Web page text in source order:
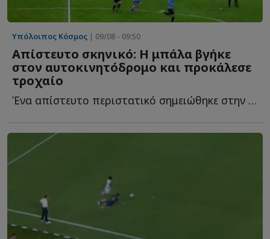
Υπόλοιπος Κόσμος | 09/08 - 09:50
Απίστευτο σκηνικό: Η μπάλα βγήκε
στον αυτοκινητόδρομο και προκάλεσε
τροχαίο
Ένα απίστευτο περιστατικό σημειώθηκε στην αναμέτρηση τ...